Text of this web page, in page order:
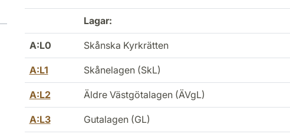
Lagar:
A:L0 Skånska Kyrkrätten
A:L1 Skånelagen (SkL)
A:L2 Äldre Västgötalagen (ÄVgL)
A:L3 Gutalagen (GL)